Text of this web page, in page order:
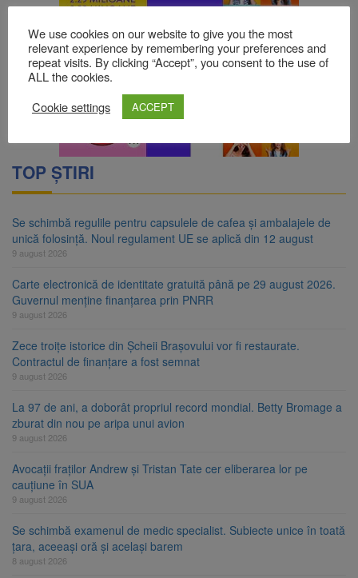
TOP ȘTIRI
Se schimbă regulile pentru capsulele de cafea și ambalajele de
unică folosință. Noul regulament UE se aplică din 12 august
9 august 2026
Carte electronică de identitate gratuită până pe 29 august 2026.
Guvernul menține finanțarea prin PNRR
9 august 2026
Zece troițe istorice din Șcheii Brașovului vor fi restaurate.
Contractul de finanțare a fost semnat
9 august 2026
La 97 de ani, a doborât propriul record mondial. Betty Bromage a
zburat din nou pe aripa unui avion
9 august 2026
Avocații fraților Andrew și Tristan Tate cer eliberarea lor pe
cauțiune în SUA
9 august 2026
Se schimbă examenul de medic specialist. Subiecte unice în toată
țara, aceeași oră și același barem
8 august 2026
We use cookies on our website to give you the most
relevant experience by remembering your preferences and
repeat visits. By clicking “Accept”, you consent to the use of
ALL the cookies.
Cookie settings
ACCEPT